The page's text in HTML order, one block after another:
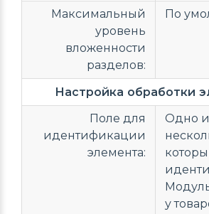
Максимальный
уровень
вложенности
разделов:
По
Настройка обработки
Поле для
идентификации
элемента:
Одно
у